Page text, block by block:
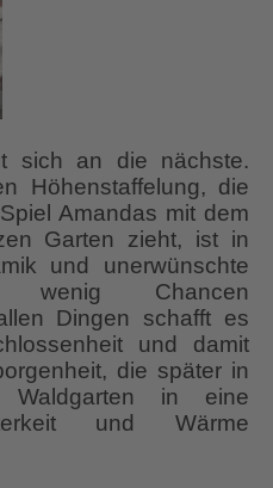
sich an die nächste.
Höhenstaffelung, die
Amandas mit dem
Garten zieht, ist in
und unerwünschte
wenig Chancen
Dingen schafft es
und damit
die später in
in eine
und Wärme